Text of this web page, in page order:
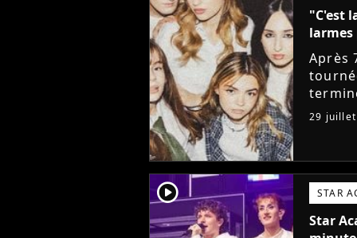
"C'est
larmes
Après
29 juillet
player2 STAR
Star